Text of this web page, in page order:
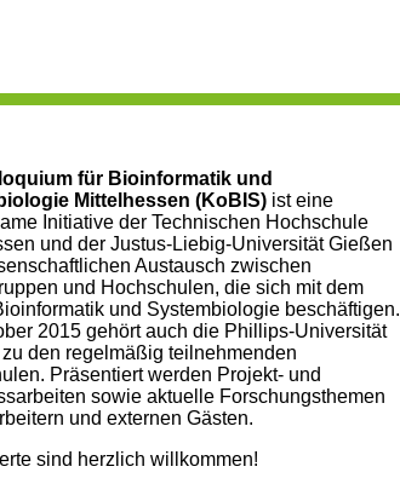
für Bioinformatik und
Mittelhessen (KoBIS)ist eine
Initiative der Technischen Hochschule
und der Justus-Liebig-Universität Gießen
Austausch zwischen
und Hochschulen, die sich mit dem
und Systembiologie beschäftigen.
2015 gehört auch die Phillips-Universität
zu den regelmäßig teilnehmenden
Präsentiert werden Projekt- und
sowie aktuelle Forschungsthemen
und externen Gästen.
sind herzlich willkommen!